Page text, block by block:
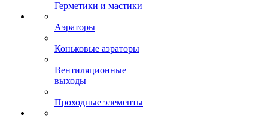
Герметики и мастики
Аэраторы
Коньковые аэраторы
Вентиляционные
выходы
Проходные элементы